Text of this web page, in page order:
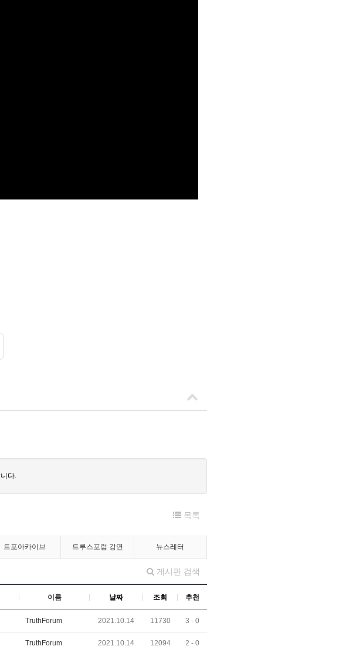
다.
목록
트포아카이브 트루스포럼 강연 뉴스레터
게시판 검색
이름 날짜 조회 추천
TruthForum 2021.10.14 11730 3 - 0
TruthForum 2021.10.14 12094 2 - 0